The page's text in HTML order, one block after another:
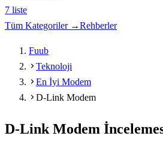
7 liste
Tüm Kategoriler →Rehberler
Fuub
Teknoloji
En İyi Modem
D-Link Modem
D-Link Modem